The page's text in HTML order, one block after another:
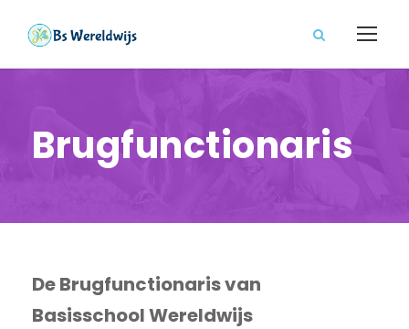
Brugfunctionaris
De Brugfunctionaris van
Basisschool Wereldwijs